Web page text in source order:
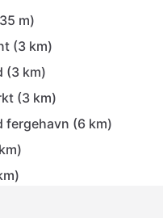
m)
(3 km)
(3 km)
(3 km)
fergehavn (6 km)